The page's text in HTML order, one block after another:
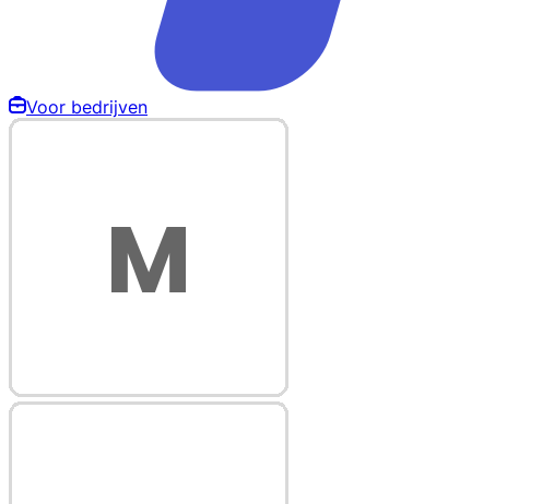
Voor bedrijven